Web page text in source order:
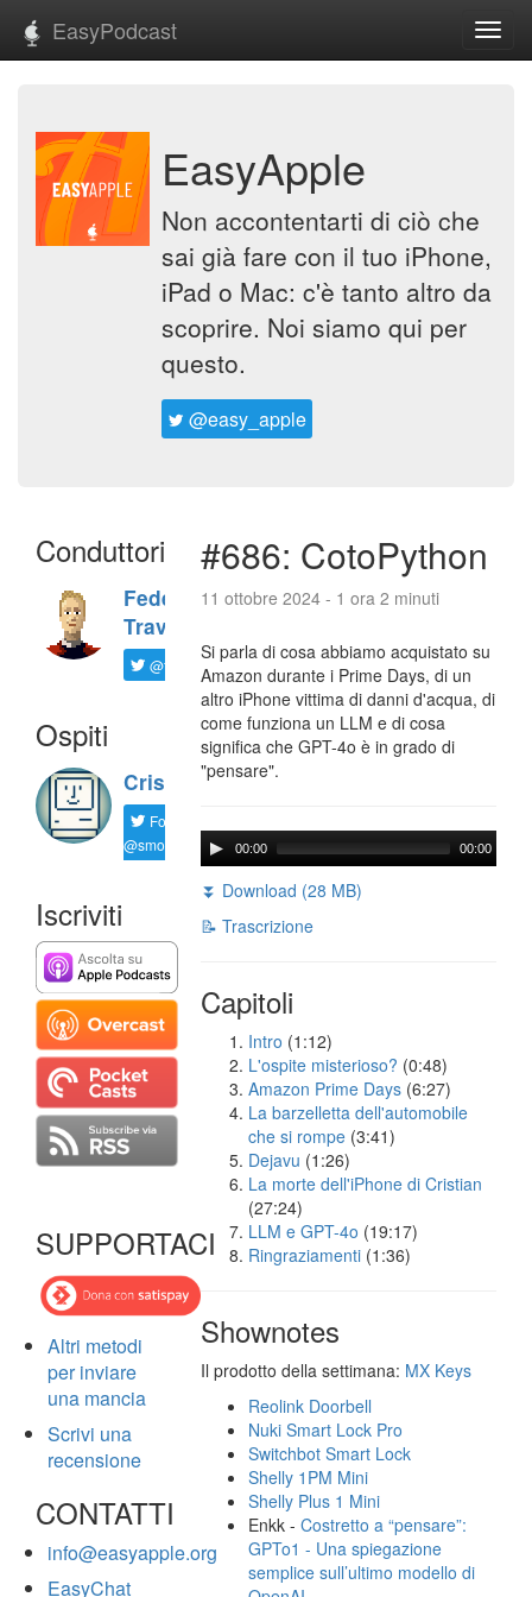
EasyPodcast
EasyApple
Non accontentarti di ciò che
sai già fare con il tuo iPhone,
iPad o Mac: c'è tanto altro da
scoprire. Noi siamo qui per
questo.
@easy_apple
Conduttori
Federico
Travaini
@ftrava
Ospiti
Cristian
Follow
@smorgagno
Iscriviti
SUPPORTACI
Altri metodi
per inviare
una mancia
Scrivi una
recensione
CONTATTI
info@easyapple.org
EasyChat
#686: CotoPython
11 ottobre 2024 - 1 ora 2 minuti
Si parla di cosa abbiamo acquistato su
Amazon durante i Prime Days, di un
altro iPhone vittima di danni d'acqua, di
come funziona un LLM e di cosa
significa che GPT-4o è in grado di
"pensare".
00:00 00:00
⏬ Download (28 MB)
📝 Trascrizione
Capitoli
Intro (1:12)
L'ospite misterioso? (0:48)
Amazon Prime Days (6:27)
La barzelletta dell'automobile
che si rompe (3:41)
Dejavu (1:26)
La morte dell'iPhone di Cristian
(27:24)
LLM e GPT-4o (19:17)
Ringraziamenti (1:36)
Shownotes
Il prodotto della settimana: MX Keys
Reolink Doorbell
Nuki Smart Lock Pro
Switchbot Smart Lock
Shelly 1PM Mini
Shelly Plus 1 Mini
Enkk -Costretto a “pensare”:
GPTo1 - Una spiegazione
semplice sull’ultimo modello di